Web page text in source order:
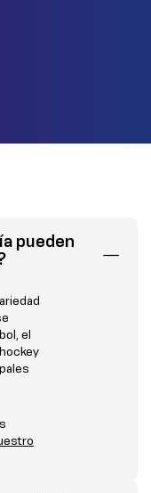
pueden
el